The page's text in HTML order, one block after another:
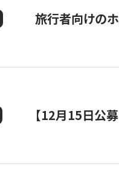
旅行者向けの
【12月15日公